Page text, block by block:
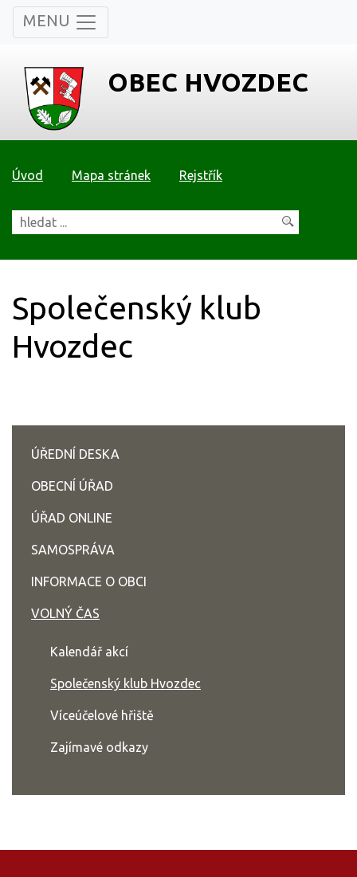
MENU
OBEC HVOZDEC
Úvod Mapa stránek Rejstřík
Společenský klub
Hvozdec
ÚŘEDNÍ DESKA
OBECNÍ ÚŘAD
ÚŘAD ONLINE
SAMOSPRÁVA
INFORMACE O OBCI
VOLNÝ ČAS
Kalendář akcí
Společenský klub Hvozdec
Víceúčelové hřiště
Zajímavé odkazy